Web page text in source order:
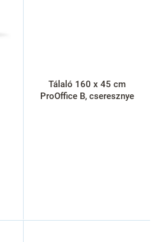
Tálaló 160 x 45 cm
ProOffice B, cseresznye